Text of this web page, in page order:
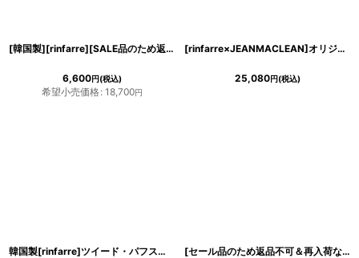
[韓国製][rinfarre][SALE品のため返品不可＆再入荷なしの現品限り]ブルーグリーン・片長袖・ギャザー・タイト・ミディアムドレス・ワンピース[黒木麗奈着用]
6,600円(税込)
希望小売価格: 18,700円
[rinfarre×JEANMACLEAN]オリジナル・総スパンコール・ラグジュアリー・背中開き・バックシャン・タイト・ミディアム・ドレス[MIRIN・山崎みどり着用]《送料＆代引き手数料無料》mywh
25,080円(税込)
韓国製[rinfarre]ツイード・パフスリーブ・半袖・タイト・ミディアム・ドレス・ワンピース[山崎みどり着用][送料無料]myall [セール品のため返品不可＆再入荷なしの現品限り][韓国製][rinfarre]シンプル・ピンクベージュ・背中開き・ゴールドチェーン×一粒ジュエリー・タイト・ミディアムドレス・ワンピース[山崎みどり]my